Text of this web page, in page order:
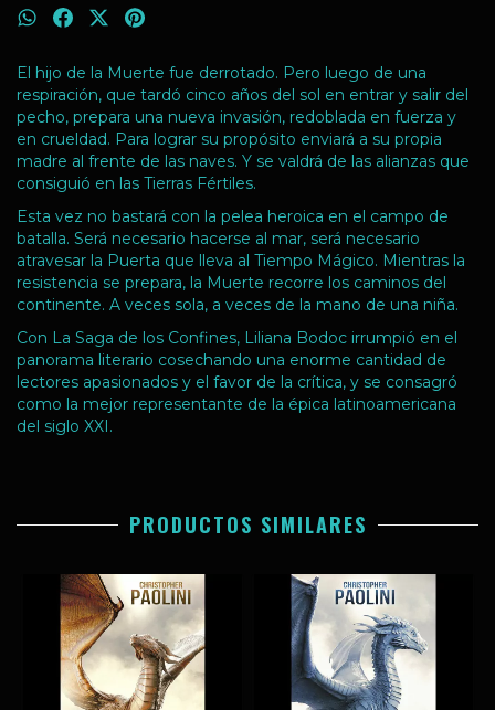
El hijo de la Muerte fue derrotado. Pero luego de una
respiración, que tardó cinco años del sol en entrar y salir del
pecho, prepara una nueva invasión, redoblada en fuerza y
en crueldad. Para lograr su propósito enviará a su propia
madre al frente de las naves. Y se valdrá de las alianzas que
consiguió en las Tierras Fértiles.
Esta vez no bastará con la pelea heroica en el campo de
batalla. Será necesario hacerse al mar, será necesario
atravesar la Puerta que lleva al Tiempo Mágico. Mientras la
resistencia se prepara, la Muerte recorre los caminos del
continente. A veces sola, a veces de la mano de una niña.
Con La Saga de los Confines, Liliana Bodoc irrumpió en el
panorama literario cosechando una enorme cantidad de
lectores apasionados y el favor de la crítica, y se consagró
como la mejor representante de la épica latinoamericana
del siglo XXI.
PRODUCTOS SIMILARES